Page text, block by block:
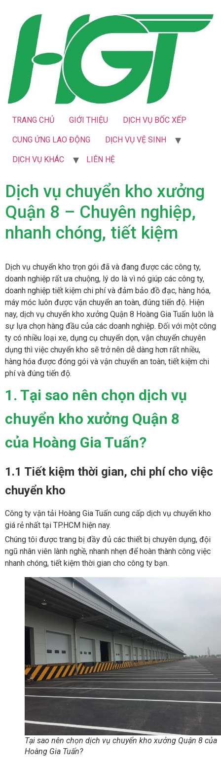
TRANG CHỦ GIỚI THIỆU DỊCH VỤ BỐC XẾP
CUNG ỨNG LAO ĐỘNG DỊCH VỤ VỆ SINH
DỊCH VỤ KHÁC LIÊN HỆ
Dịch vụ chuyển kho xưởng
Quận 8 – Chuyên nghiệp,
nhanh chóng, tiết kiệm
Dịch vụ chuyển kho trọn gói đã và đang được các công ty,
doanh nghiệp rất ưa chuộng, lý do là vì nó giúp các công ty,
doanh nghiệp tiết kiệm chi phí và đảm bảo đồ đạc, hàng hóa,
máy móc luôn được vận chuyển an toàn, đúng tiến độ. Hiện
nay, dịch vụ chuyển kho xưởng Quận 8 Hoàng Gia Tuấn luôn là
sự lựa chọn hàng đầu của các doanh nghiệp. Đối với một công
ty có nhiều loại xe, dụng cụ chuyển dọn, vận chuyển chuyên
dụng thì việc chuyển kho sẽ trở nên dễ dàng hơn rất nhiều,
hàng hóa được đóng gói và vận chuyển an toàn, tiết kiệm chi
phí và đúng tiến độ.
1. Tại sao nên chọn dịch vụ
chuyển kho xưởng Quận 8
của Hoàng Gia Tuấn?
1.1 Tiết kiệm thời gian, chi phí cho việc
chuyển kho
Công ty vận tải Hoàng Gia Tuấn cung cấp dịch vụ chuyển kho
giá rẻ nhất tại TP.HCM hiện nay.
Chúng tôi được trang bị đầy đủ các thiết bị chuyên dụng, đội
ngũ nhân viên lành nghề, nhanh nhẹn để hoàn thành công việc
nhanh chóng, tiết kiệm thời gian cho công ty bạn.
Tại sao nên chọn dịch vụ chuyển kho xưởng Quận 8 của
Hoàng Gia Tuấn?